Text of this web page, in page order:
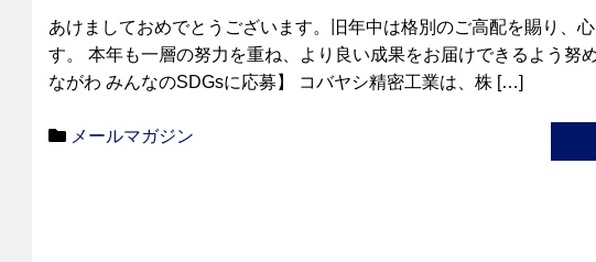
あけましておめでとうございます。旧年中は格別のご高配を賜り、
す。 本年も一層の努力を重ね、より良い成果をお届けできるよう努
ながわ みんなのSDGsに応募】 コバヤシ精密工業は、株 […]
メールマガジン